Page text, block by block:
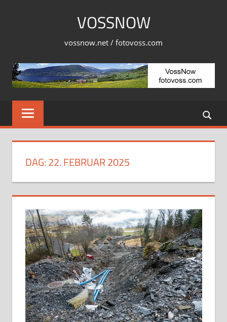
VOSSNOW
vossnow.net / fotovoss.com
DAG:22. FEBRUAR 2025